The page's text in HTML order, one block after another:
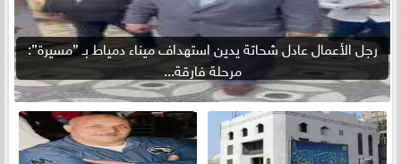
رجل الأعمال عادل شحاتة يدين استهداف ميناء دمياط بـ ”مسيرة”:
مرحلة فارقة...